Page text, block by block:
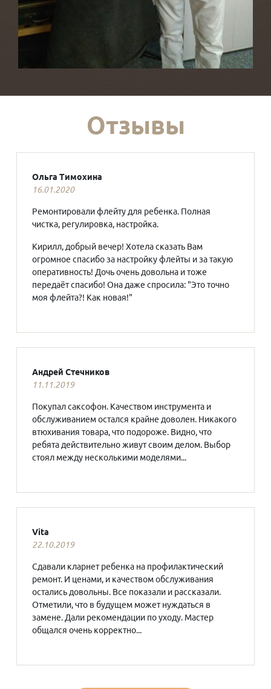
Отзывы
Ольга Тимохина
16.01.2020
Ремонтировали флейту для ребенка. Полная
чистка, регулировка, настройка.
Кирилл, добрый вечер! Хотела сказать Вам
огромное спасибо за настройку флейты и за такую
оперативность! Дочь очень довольна и тоже
передаёт спасибо! Она даже спросила: "Это точно
моя флейта?! Как новая!"
Андрей Стечников
11.11.2019
Покупал саксофон. Качеством инструмента и
обслуживанием остался крайне доволен. Никакого
втюхивания товара, что подороже. Видно, что
ребята действительно живут своим делом. Выбор
стоял между несколькими моделями...
Vita
22.10.2019
Сдавали кларнет ребенка на профилактический
ремонт. И ценами, и качеством обслуживания
остались довольны. Все показали и рассказали.
Отметили, что в будущем может нуждаться в
замене. Дали рекомендации по уходу. Мастер
общался очень корректно...